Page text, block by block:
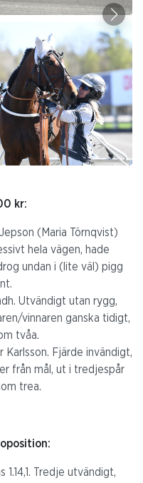
kr:
(Maria Törnqvist)
hela vägen, hade
undan i (lite väl) pigg
Utvändigt utan rygg,
vinnaren ganska tidigt,
tvåa.
Fjärde invändigt,
från mål, ut i tredjespår
trea.
1.14,1. Tredje utvändigt,